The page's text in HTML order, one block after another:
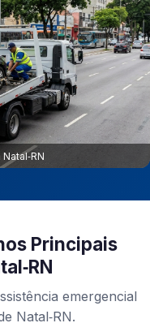
Principais
emergencial
Natal‑RN.